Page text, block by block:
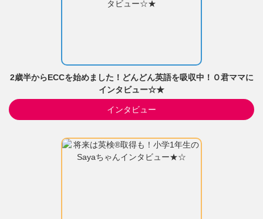
2歳半からECCを始めました！どんどん英語を吸収中！Ｏ君ママに
インタビュー☆★
インタビュー